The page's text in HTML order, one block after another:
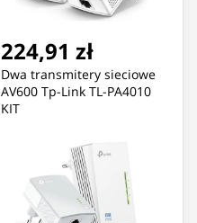
224,91 zł
Dwa transmitery sieciowe
AV600 Tp-Link TL-PA4010
KIT